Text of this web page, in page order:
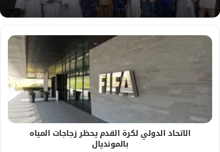
الاتحاد الدولي لكرة القدم يحظر زجاجات المياه
بالمونديال